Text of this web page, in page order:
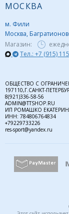
МОСКВА
м. Фили
Москва,
Магазин:
Тел.: +7 (915)
ОБЩЕСТВО С
197110,Г.САНКТ-
8(921)336-58-56
ADMIN@TTSHOP.RU
ИП РОМАШКО
ИНН: 784806764834
+79229733226
res-sport@yandex.ru